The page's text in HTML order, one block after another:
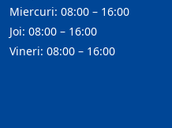
Miercuri: 08:00 – 16:00
Joi: 08:00 – 16:00
Vineri: 08:00 – 16:00